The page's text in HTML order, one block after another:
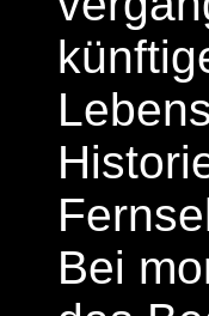
Bei